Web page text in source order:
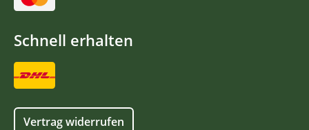
Schnell erhalten
Vertrag widerrufen